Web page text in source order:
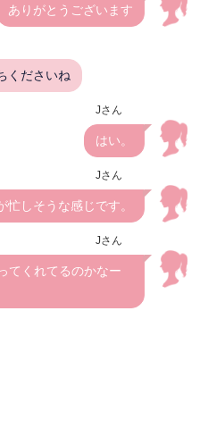
ありがとうございます
くださいね
Jさん
はい。
Jさん
忙しそうな感じです。
Jさん
てくれてるのかなー